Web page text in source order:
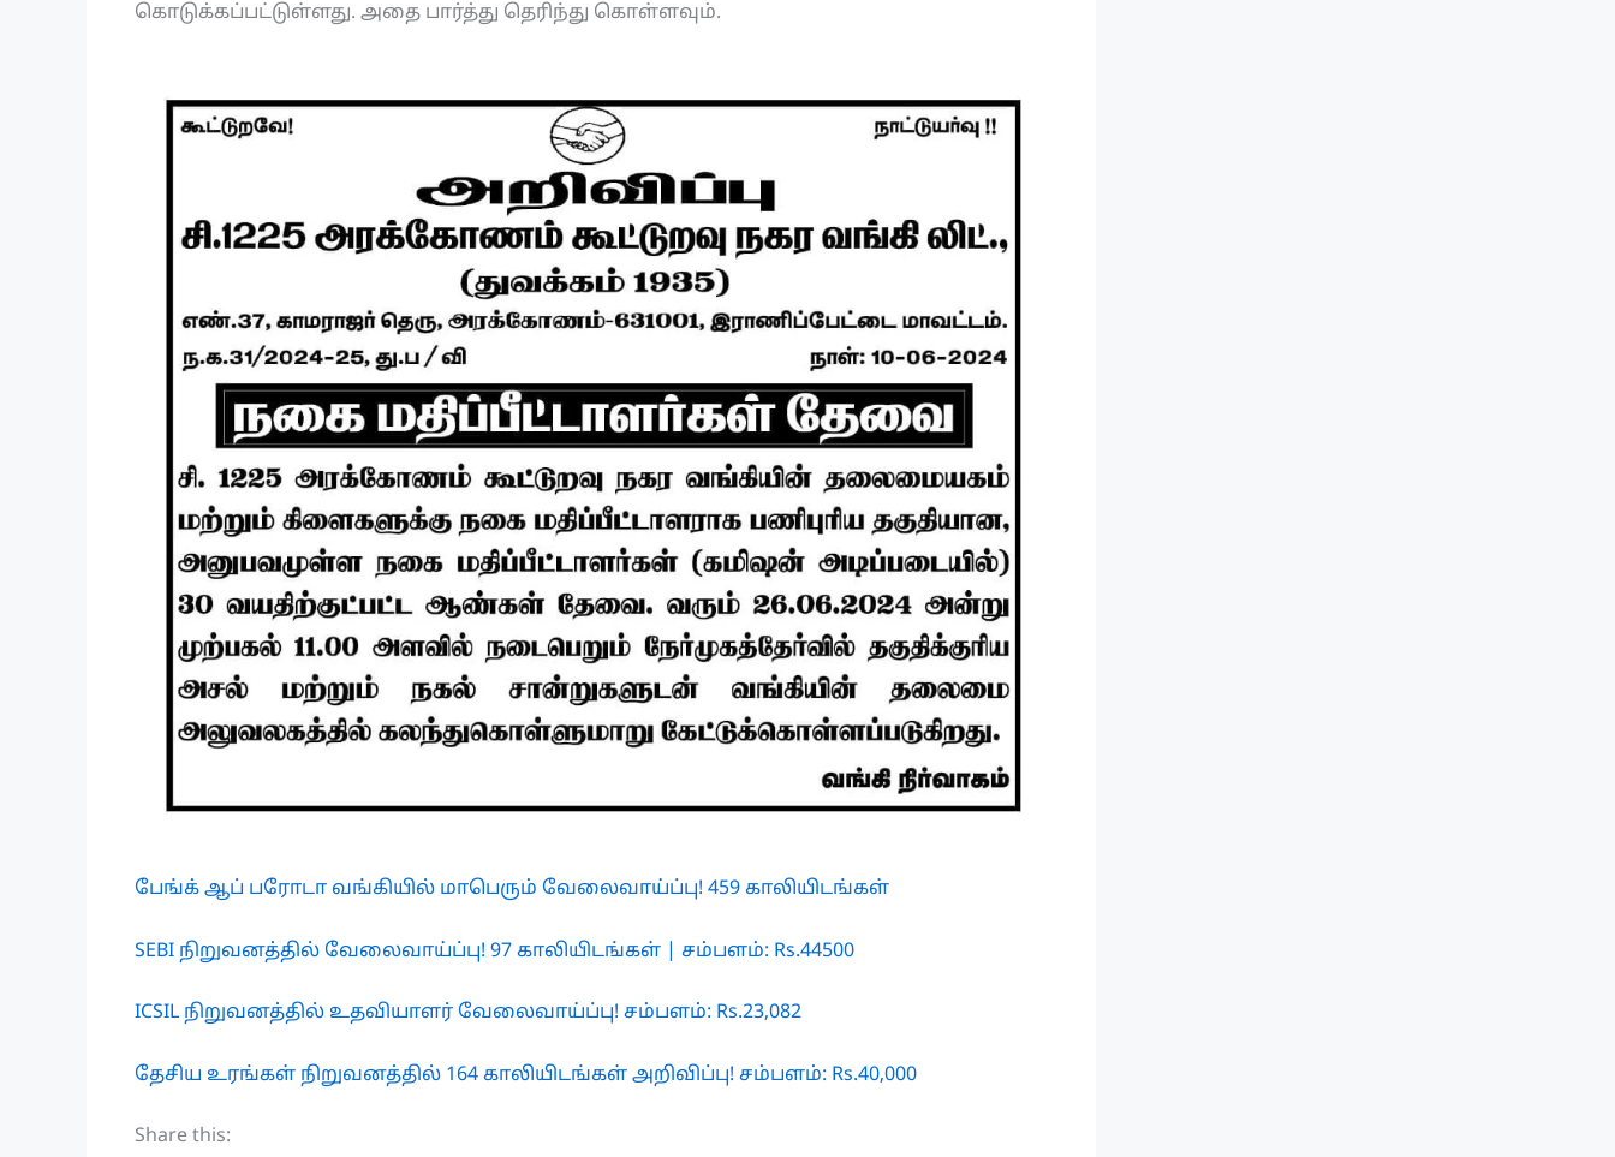
கொடுக்கப்பட்டுள்ளது. அதை பார்த்து தெரிந்து கொள்ளவும்.
பேங்க் ஆப் பரோடா வங்கியில் மாபெரும் வேலைவாய்ப்பு! 459 காலியிடங்கள்
SEBI நிறுவனத்தில் வேலைவாய்ப்பு! 97 காலியிடங்கள் | சம்பளம்: Rs.44500
ICSIL நிறுவனத்தில் உதவியாளர் வேலைவாய்ப்பு! சம்பளம்: Rs.23,082
தேசிய உரங்கள் நிறுவனத்தில் 164 காலியிடங்கள் அறிவிப்பு! சம்பளம்: Rs.40,000
Share this: